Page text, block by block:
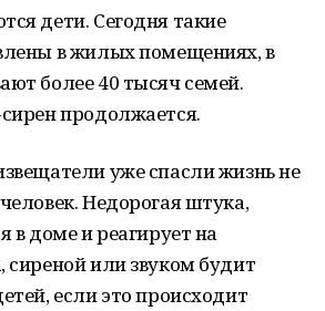
дети. Сегодня такие
в жилых помещениях, в
более 40 тысяч семей.
продолжается.
уже спасли жизнь не
Недорогая штука,
в доме и реагирует на
или звуком будит
если это происходит